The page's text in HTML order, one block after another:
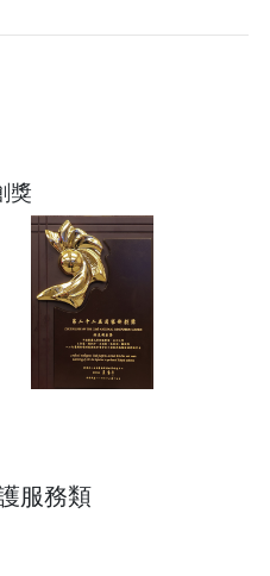
獎
服務類